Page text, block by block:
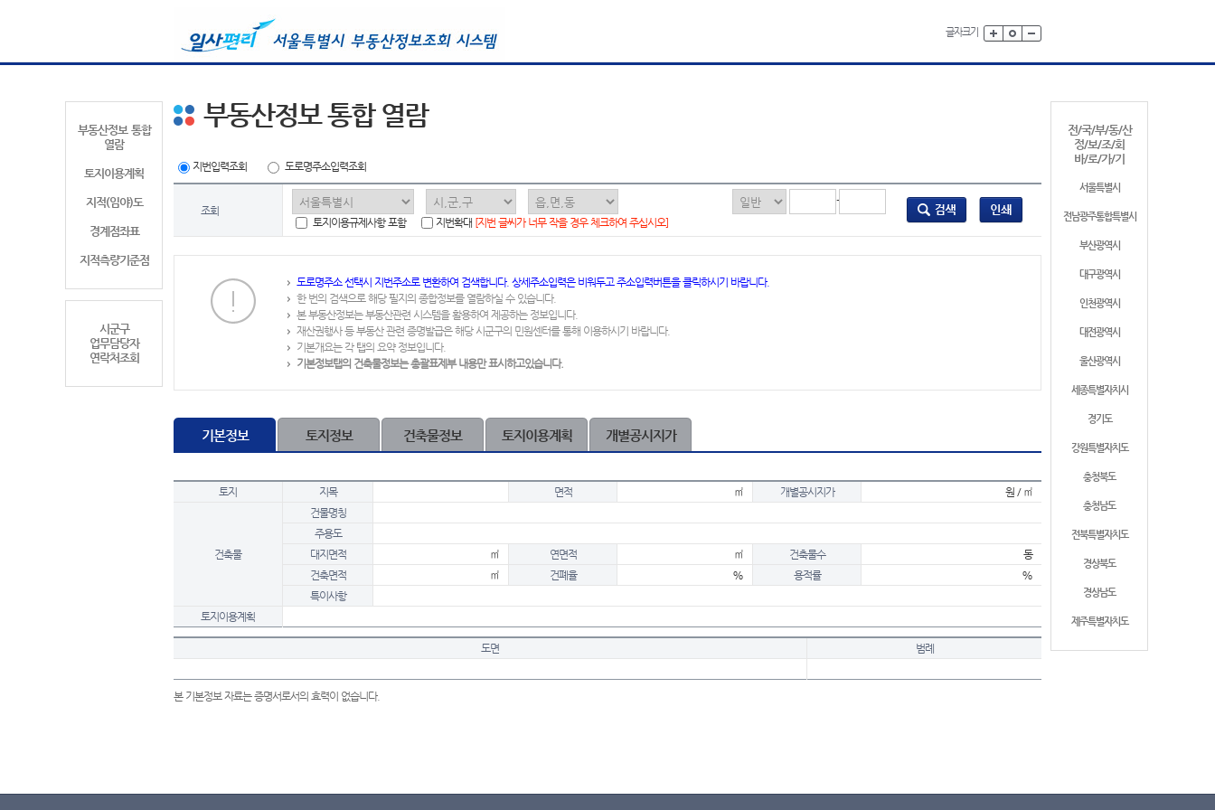
글자크기
부동산정보 통합
열람
토지이용계획
지적(임야)도
경계점좌표
지적측량기준점
시군구
업무담당자
연락처조회
전/국/부/동/산
정/보/조/회
바/로/가/기
서울특별시
전남광주통합특별시
부산광역시
대구광역시
인천광역시
대전광역시
울산광역시
세종특별자치시
경기도
강원특별자치도
충청북도
충청남도
전북특별자치도
경상북도
경상남도
제주특별자치도
부동산정보 통합 열람
지번입력조회 도로명주소입력조회
조회
-
토지이용규제사항 포함
지번확대 [지번 글씨가 너무 작을 경우 체크하여 주십시오]
도로명주소 선택시 지번주소로 변환하여 검색합니다. 상세주소입력은 비워두고 주소입력버튼을 클릭하시기 바랍니다.
한 번의 검색으로 해당 필지의 종합정보를 열람하실 수 있습니다.
본 부동산정보는 부동산관련 시스템을 활용하여 제공하는 정보입니다.
재산권행사 등 부동산 관련 증명발급은 해당 시군구의 민원센터를 통해 이용하시기 바랍니다.
기본개요는 각 탭의 요약 정보입니다.
기본정보탭의 건축물정보는 총괄표제부 내용만 표시하고있습니다.
기본정보 토지정보 건축물정보 토지이용계획 개별공시지가
토지 지목 면적 ㎡ 개별공시지가 원 / ㎡
건축물
건물명칭
주용도
대지면적
㎡ 연면적 ㎡ 건축물수
동
건축면적
㎡ 건폐율 % 용적률
%
특이사항
토지이용계획
도면 범례
본 기본정보 자료는 증명서로서의 효력이 없습니다.